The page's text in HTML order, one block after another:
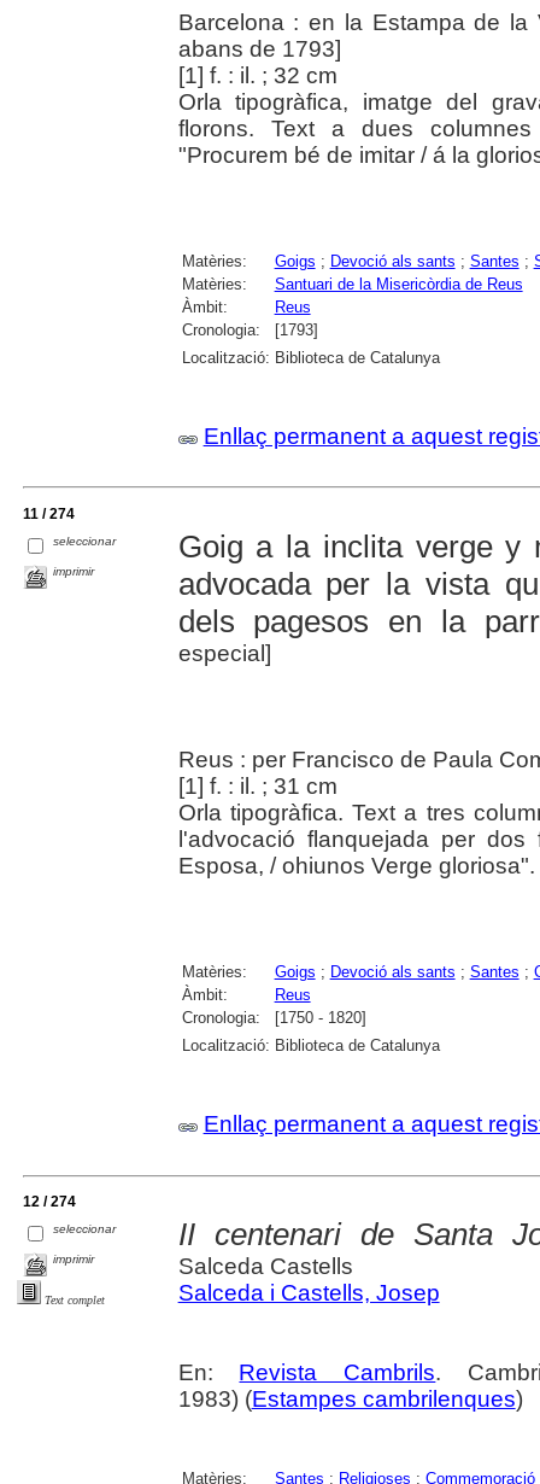
Barcelona : en la Estampa de
abans de 1793]
[1] f. : il. ; 32 cm
Orla tipogràfica, imatge del
florons. Text a dues
"Procurem bé de imitar / á la
Matèries: Goigs ; Devoció als sants ; Santes ;
Matèries:
Santuari de la Misericòrdia de Reus
Àmbit:
Reus
Cronologia:
[1793]
Localització: Biblioteca de Catalunya
Enllaç permanent a aquest
11 / 274
seleccionar
imprimir
Goig a la inclita verge y
advocada per la vista
dels pagesos en la
especial]
Reus : per Francisco de Paula
[1] f. : il. ; 31 cm
Orla tipogràfica. Text a tres
l'advocació flanquejada per
Esposa, / ohiunos Verge gloriosa".
Matèries: Goigs ; Devoció als sants ; Santes ;
Àmbit:
Reus
Cronologia:
[1750 - 1820]
Localització: Biblioteca de Catalunya
Enllaç permanent a aquest
12 / 274
seleccionar
imprimir
Text complet
II centenari de Santa
Salceda Castells
Salceda i Castells, Josep
En: Revista Cambrils.
1983) (Estampes cambrilenques)
Matèries: Santes ; Religioses ; Commemoració